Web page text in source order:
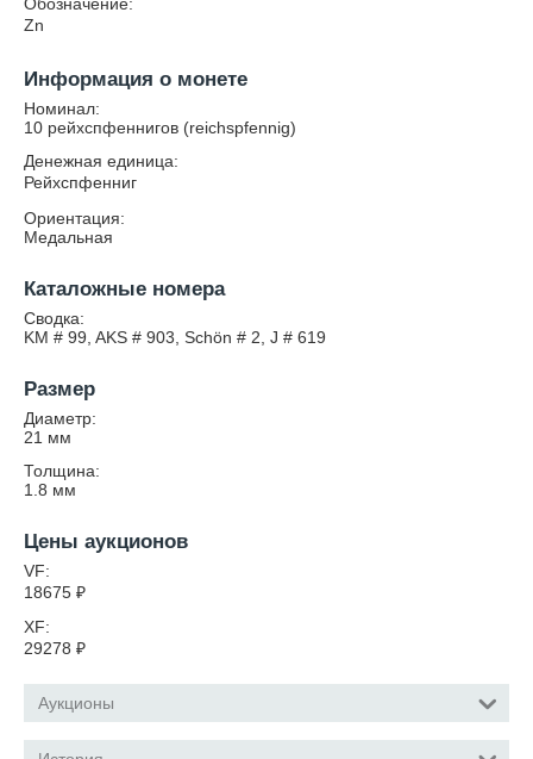
Zn
Информация о монете
Номинал:
10 рейхспфеннигов (reichspfennig)
Денежная единица:
Рейхспфенниг
Ориентация:
Медальная
Каталожные номера
Сводка:
KM # 99, AKS # 903, Schön # 2, J # 619
Размер
Диаметр:
21 мм
Толщина:
1.8 мм
Цены аукционов
VF:
18675 ₽
XF:
29278 ₽
Аукционы